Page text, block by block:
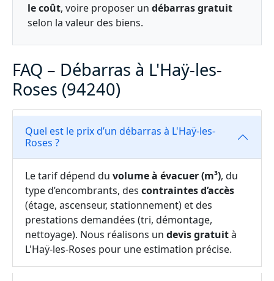
le coût, voire proposer un débarras gratuit
selon la valeur des biens.
FAQ – Débarras à L'Haÿ-les-
Roses (94240)
Quel est le prix d’un débarras à L'Haÿ-les-
Roses ?
Le tarif dépend du volume à évacuer (m³), du
type d’encombrants, des contraintes d’accès
(étage, ascenseur, stationnement) et des
prestations demandées (tri, démontage,
nettoyage). Nous réalisons un devis gratuità
L'Haÿ-les-Roses pour une estimation précise.